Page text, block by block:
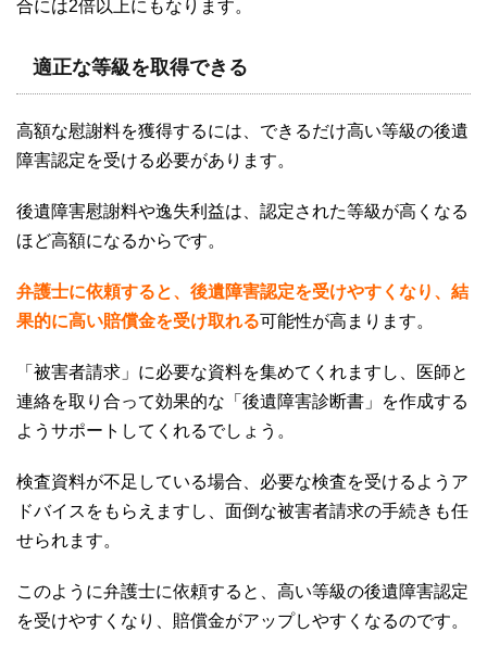
合には2倍以上にもなります。
適正な等級を取得できる
高額な慰謝料を獲得するには、できるだけ高い等級の後遺
障害認定を受ける必要があります。
後遺障害慰謝料や逸失利益は、認定された等級が高くなる
ほど高額になるからです。
弁護士に依頼すると、後遺障害認定を受けやすくなり、結
果的に高い賠償金を受け取れる可能性が高まります。
「被害者請求」に必要な資料を集めてくれますし、医師と
連絡を取り合って効果的な「後遺障害診断書」を作成する
ようサポートしてくれるでしょう。
検査資料が不足している場合、必要な検査を受けるようア
ドバイスをもらえますし、面倒な被害者請求の手続きも任
せられます。
このように弁護士に依頼すると、高い等級の後遺障害認定
を受けやすくなり、賠償金がアップしやすくなるのです。